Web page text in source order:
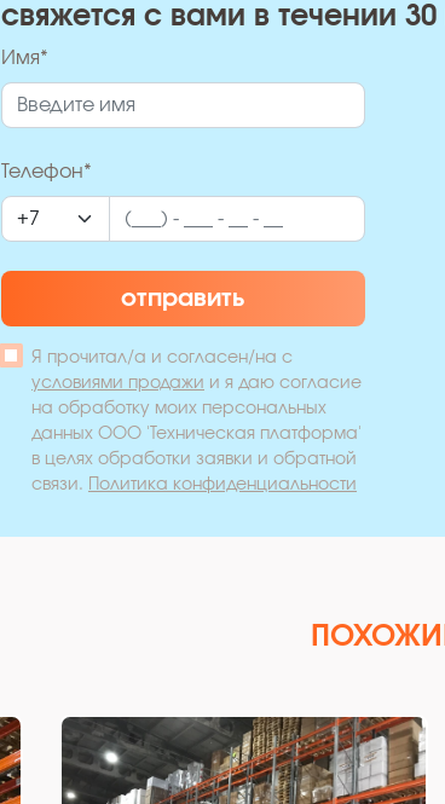
свяжется с вами в течении 30
Имя*
Телефон*
отправить
Я прочитал/а и согласен/на с
условиями продажи и я даю согласие
на обработку моих персональных
данных ООО 'Техническая платформа'
в целях обработки заявки и обратной
связи.
Политика конфиденциальности